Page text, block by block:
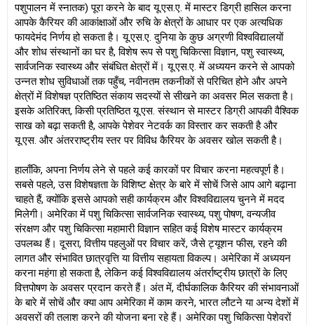
पशुपालन में स्नातक) पूरा करने के बाद यू.एस.ए. में मास्टर डिग्री हासिल करना
आपके कैरियर की आकांक्षाओं और रुचि के क्षेत्रों के आधार पर एक अत्यधिक
फायदेमंद निर्णय हो सकता है। यू.एस.ए. दुनिया के कुछ अग्रणी विश्वविद्यालयों
और शोध संस्थानों का घर है, विशेष रूप से पशु चिकित्सा विज्ञान, पशु स्वास्थ्य,
सार्वजनिक स्वास्थ्य और संबंधित क्षेत्रों में। यू.एस.ए. में अध्ययन करने से आपको
उन्नत शोध सुविधाओं तक पहुँच, नवीनतम तकनीकों से परिचित होने और अपने
क्षेत्रों में विशेषज्ञ प्रतिष्ठित संकाय सदस्यों से सीखने का अवसर मिल सकता है।
इसके अतिरिक्त, किसी प्रतिष्ठित यू.एस. संस्थान से मास्टर डिग्री आपकी वैश्विक
साख को बढ़ा सकती है, आपके पेशेवर नेटवर्क का विस्तार कर सकती है और
यू.एस. और अंतरराष्ट्रीय स्तर पर विविध कैरियर के अवसर खोल सकती है।
हालाँकि, अपना निर्णय लेने से पहले कई कारकों पर विचार करना महत्वपूर्ण है।
सबसे पहले, उस विशेषज्ञता के विशिष्ट क्षेत्र के बारे में सोचें जिसे आप आगे बढ़ाना
चाहते हैं, क्योंकि इससे आपको सही कार्यक्रम और विश्वविद्यालय चुनने में मदद
मिलेगी। अमेरिका में पशु चिकित्सा सार्वजनिक स्वास्थ्य, पशु पोषण, वन्यजीव
संरक्षण और पशु चिकित्सा महामारी विज्ञान सहित कई विशेष मास्टर कार्यक्रम
उपलब्ध हैं। दूसरा, वित्तीय पहलुओं पर विचार करें, जैसे ट्यूशन फीस, रहने की
लागत और संभावित छात्रवृत्ति या वित्तीय सहायता विकल्प। अमेरिका में अध्ययन
करना महंगा हो सकता है, लेकिन कई विश्वविद्यालय अंतर्राष्ट्रीय छात्रों के लिए
वित्तपोषण के अवसर प्रदान करते हैं। अंत में, दीर्घकालिक कैरियर की संभावनाओं
के बारे में सोचें और क्या आप अमेरिका में काम करने, भारत लौटने या अन्य देशों में
अवसरों की तलाश करने की योजना बना रहे हैं। अमेरिका पशु चिकित्सा पेशेवरों